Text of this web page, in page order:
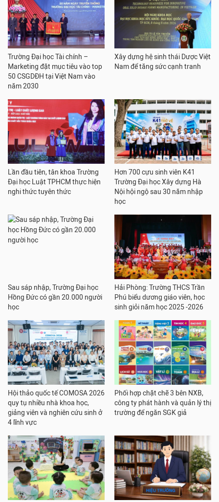
Trường Đại học Tài chính –
Marketing đặt mục tiêu vào top
50 CSGDĐH tại Việt Nam vào
năm 2030
Xây dựng hệ sinh thái Dược Việt
Nam để tăng sức cạnh tranh
Lần đầu tiên, tân khoa Trường
Đại học Luật TPHCM thực hiện
nghi thức tuyên thức
Hơn 700 cựu sinh viên K41
Trường Đại học Xây dựng Hà
Nội hội ngộ sau 30 năm nhập
học
Sau sáp nhập, Trường Đại học
Hồng Đức có gần 20.000 người
học
Hải Phòng: Trường THCS Trần
Phú biểu dương giáo viên, học
sinh giỏi năm học 2025 -2026
Hội thảo quốc tế COMOSA 2026
quy tụ nhiều nhà khoa học,
giảng viên và nghiên cứu sinh ở
4 lĩnh vực
Phối hợp chặt chẽ 3 bên NXB,
công ty phát hành và quản lý thị
trường để ngăn SGK giả